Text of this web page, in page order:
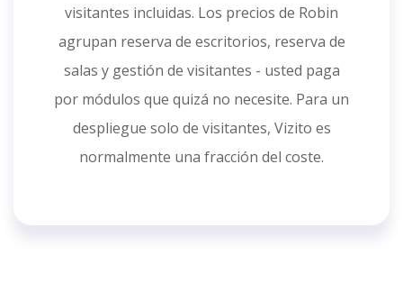
visitantes incluidas. Los precios de Robin
agrupan reserva de escritorios, reserva de
salas y gestión de visitantes - usted paga
por módulos que quizá no necesite. Para un
despliegue solo de visitantes, Vizito es
normalmente una fracción del coste.